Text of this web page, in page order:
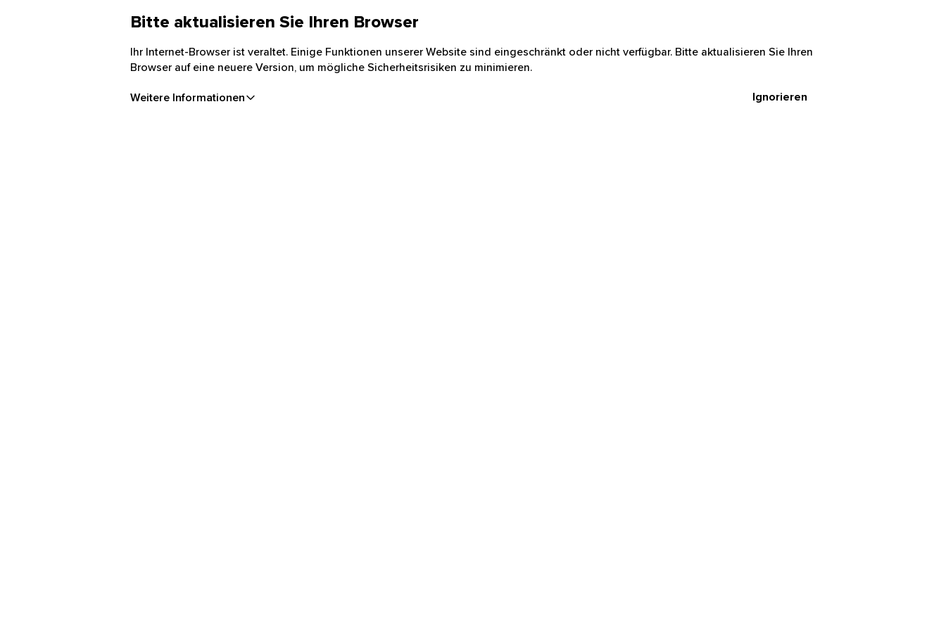
Bitte aktualisieren Sie Ihren Browser
Ihr Internet-Browser ist veraltet. Einige Funktionen unserer Website sind eingeschränkt oder nicht verfügbar. Bitte aktualisieren Sie Ihren
Browser auf eine neuere Version, um mögliche Sicherheitsrisiken zu minimieren.
Weitere Informationen Ignorieren